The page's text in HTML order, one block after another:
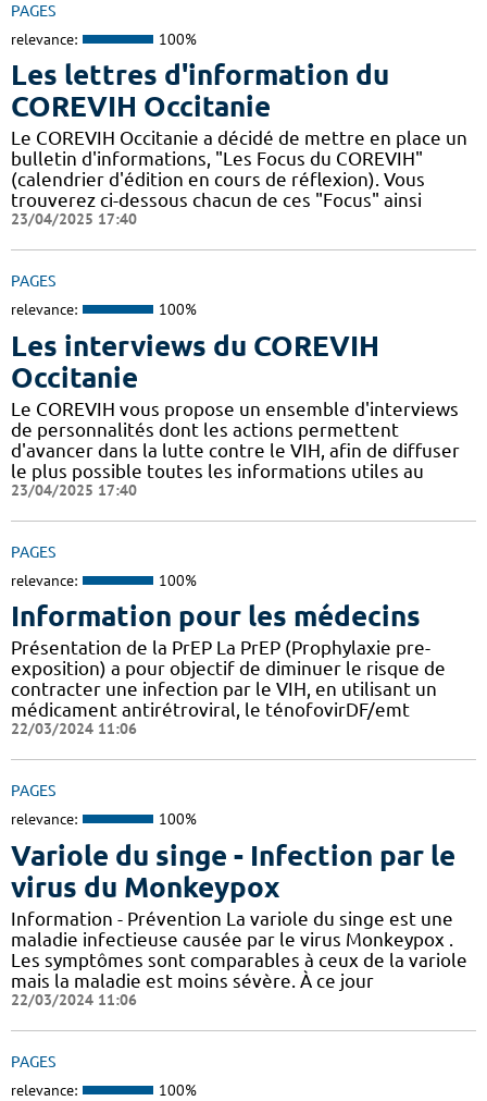
PAGES
relevance: 100%
Les lettres d'information du
COREVIH Occitanie
Le COREVIH Occitanie a décidé de mettre en place un
bulletin d'informations, "Les Focus du COREVIH"
(calendrier d'édition en cours de réflexion). Vous
trouverez ci-dessous chacun de ces "Focus" ainsi
23/04/2025 17:40
PAGES
relevance: 100%
Les interviews du COREVIH
Occitanie
Le COREVIH vous propose un ensemble d'interviews
de personnalités dont les actions permettent
d'avancer dans la lutte contre le VIH, afin de diffuser
le plus possible toutes les informations utiles au
23/04/2025 17:40
PAGES
relevance: 100%
Information pour les médecins
Présentation de la PrEP La PrEP (Prophylaxie pre-
exposition) a pour objectif de diminuer le risque de
contracter une infection par le VIH, en utilisant un
médicament antirétroviral, le ténofovirDF/emt
22/03/2024 11:06
PAGES
relevance: 100%
Variole du singe - Infection par le
virus du Monkeypox
Information - Prévention La variole du singe est une
maladie infectieuse causée par le virus Monkeypox .
Les symptômes sont comparables à ceux de la variole
mais la maladie est moins sévère. À ce jour
22/03/2024 11:06
PAGES
relevance: 100%